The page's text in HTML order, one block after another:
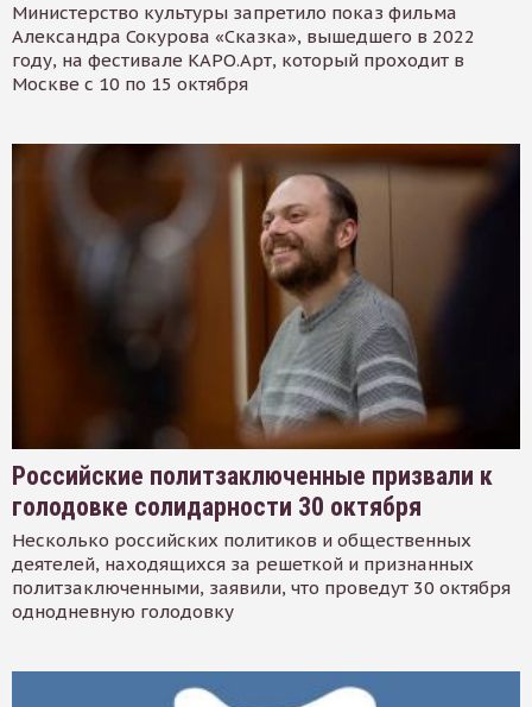
Министерство культуры запретило показ фильма
Александра Сокурова «Сказка», вышедшего в 2022
году, на фестивале КАРО.Арт, который проходит в
Москве с 10 по 15 октября
Российские политзаключенные призвали к
голодовке солидарности 30 октября
Несколько российских политиков и общественных
деятелей, находящихся за решеткой и признанных
политзаключенными, заявили, что проведут 30 октября
однодневную голодовку